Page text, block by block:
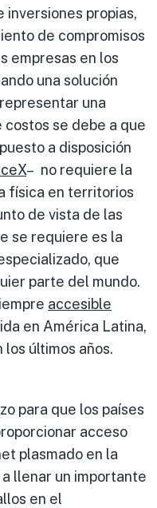
inversiones propias,
de compromisos
empresas en los
una solución
una
se debe a que
a disposición
– no requiere la
física en territorios
de vista de las
se requiere es la
que
parte del mundo.
accesible
en América Latina,
los últimos años.
para que los países
acceso
plasmado en la
llenar un importante
en el